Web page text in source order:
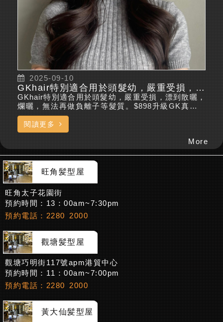
2025-09-10
GKhair特別適合用於頭髮幼，嚴重受損，漂到散曬，爛曬，無法再做負離子等髮質。 2025-10-9
GKhair特別適合用於頭髮幼，嚴重受損，漂到散曬，
爛曬，無法再做負離子等髮質。$898升級GK真離子
直髮（特價598+300）+包洗剪吹+抗熱護理+髪尾油●
升級項目推薦+好評一人可享受減$100優惠特別推
介：將軍澳/觀塘/荃灣/元朗/旺角/慈雲山，試做點。名
額有限，先約先得！查詢及預約致電: 2280 2000wha
tsapp預約： https://wa.me/85265887030網上預
約： ...
閱讀更多
More
旺角髪型屋
旺角太子花園街
預約時間：13：00am~7:30pm
預約電話：2280 2000
觀塘髪型屋
觀塘巧明街117號apm港貿中心
預約時間：11：00am~7:00pm
預約電話：2280 2000
黃大仙髪型屋